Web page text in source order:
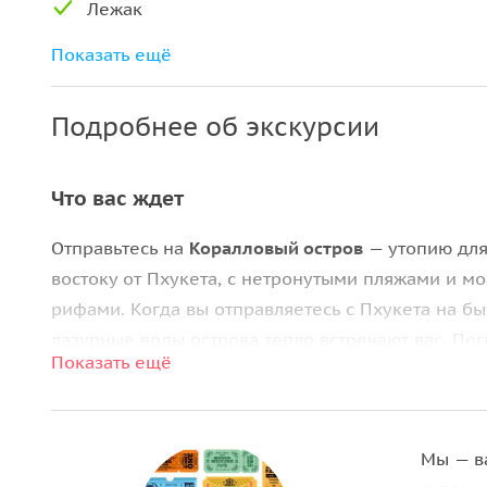
Лежак
Питьевая вода, безалкогольные напитки,
Услуги англоязычного гида
Показать ещё
Подробнее об экскурсии
Что вас ждет
Отправьтесь на Коралловый остров — утопию
востоку от Пхукета, с нетронутыми пляжами
рифами. Когда вы отправляетесь с Пхукета на
калейдоскопа морской жизни, или просто
Помимо подводного плавания, Коралловый
развлечений(за дополнительную плату).
Показать ещё
Мы —